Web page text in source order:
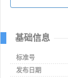
基础信息
标准号
发布日期